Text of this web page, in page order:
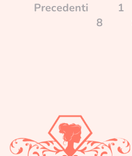
Paginazione
Precedenti 1
8